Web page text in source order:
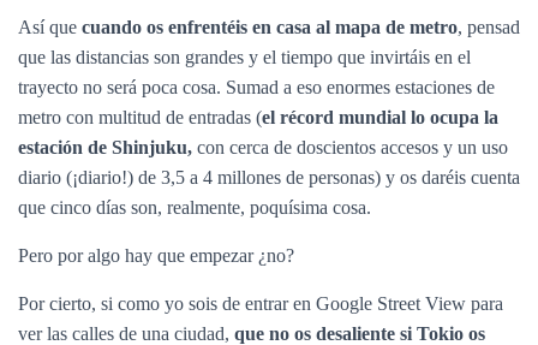
Así que cuando os enfrentéis en casa al mapa de metro, pensad
que las distancias son grandes y el tiempo que invirtáis en el
trayecto no será poca cosa. Sumad a eso enormes estaciones de
metro con multitud de entradas (el récord mundial lo ocupa la
estación de Shinjuku, con cerca de doscientos accesos y un uso
diario (¡diario!) de 3,5 a 4 millones de personas) y os daréis cuenta
que cinco días son, realmente, poquísima cosa.
Pero por algo hay que empezar ¿no?
Por cierto, si como yo sois de entrar en Google Street View para
ver las calles de una ciudad, que no os desaliente si Tokio os